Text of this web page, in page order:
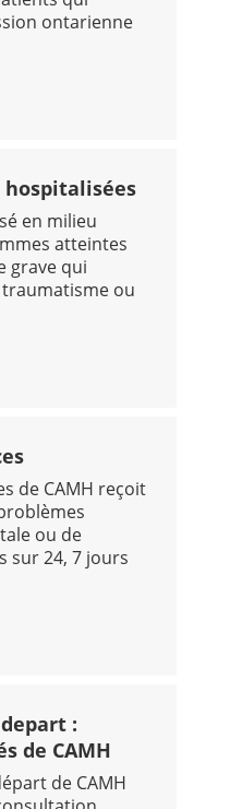
ontarienne
en milieu
atteintes
grave qui
ou
de CAMH reçoit
ou de
sur 24, 7 jours
:
de CAMH
de CAMH